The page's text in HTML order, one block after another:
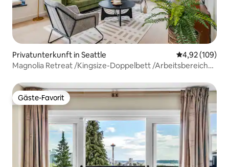
Privatunterkunft in Seattle
4,92 (109)
Magnolia Retreat /Kingsize-Doppelbett /Arbeitsbereich
Gäste-Favorit
Gäste-Favorit